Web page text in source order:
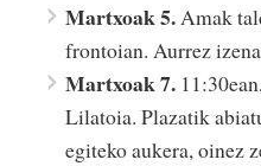
Martxoak 5.Amak
frontoian. Aurrez
Martxoak 7.
Lilatoia. Plazatik
egiteko aukera, oinez